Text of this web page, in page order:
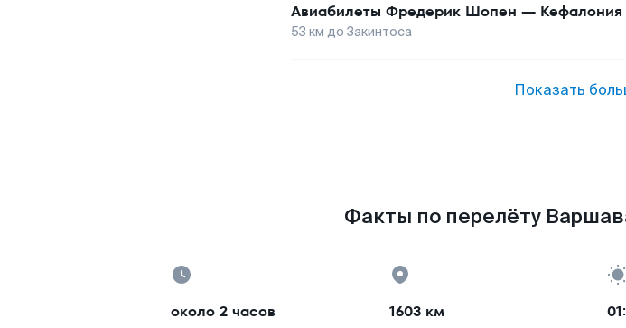
Авиабилеты Фредерик Шопен — Кефалония
53 км до Закинтоса
Показать
Факты по перелёту
около 2 часов 1603 км